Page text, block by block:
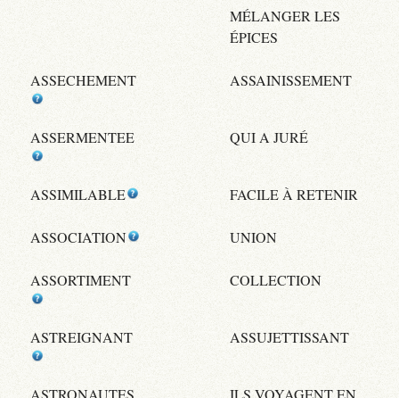
MÉLANGER LES
ÉPICES
ASSECHEMENT ASSAINISSEMENT
ASSERMENTEE QUI A JURÉ
ASSIMILABLE FACILE À RETENIR
ASSOCIATION UNION
ASSORTIMENT COLLECTION
ASTREIGNANT ASSUJETTISSANT
ASTRONAUTES ILS VOYAGENT EN